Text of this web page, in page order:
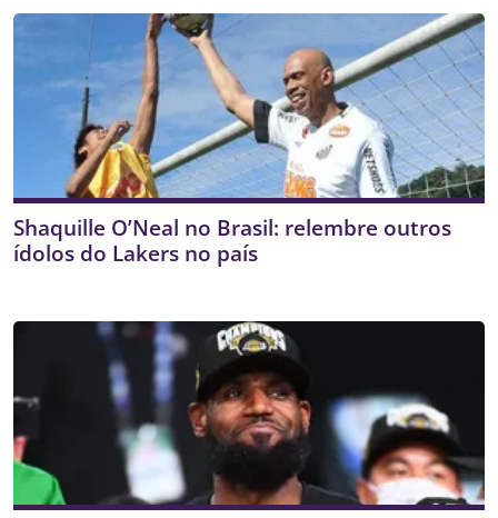
Shaquille O’Neal no Brasil: relembre outros
ídolos do Lakers no país